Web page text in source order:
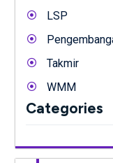
LSP
Takmir
WMM
Categories